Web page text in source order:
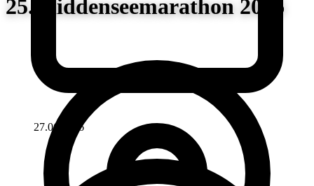
25. Hiddenseemarathon 2026
27.06.2026